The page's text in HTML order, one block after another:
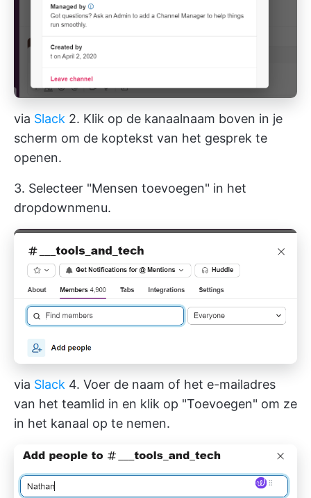
via Slack 2. Klik op de kanaalnaam boven in je
scherm om de koptekst van het gesprek te
openen.
3. Selecteer "Mensen toevoegen" in het
dropdownmenu.
via Slack 4. Voer de naam of het e-mailadres
van het teamlid in en klik op "Toevoegen" om ze
in het kanaal op te nemen.